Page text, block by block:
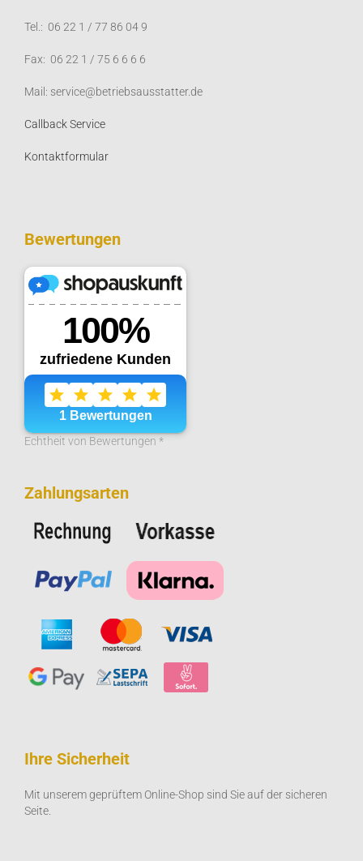
Tel.: 06 22 1 / 77 86 04 9
Fax: 06 22 1 / 75 6 6 6 6
Mail: service@betriebsausstatter.de
Callback Service
Kontaktformular
Bewertungen
Echtheit von Bewertungen *
Zahlungsarten
Ihre Sicherheit
Mit unserem geprüftem Online-Shop sind Sie auf der sicheren
Seite.